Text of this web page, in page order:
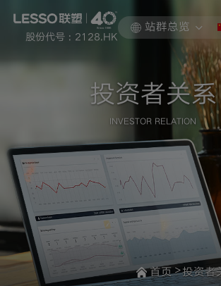
股份代号 : 2128.HK
站群总览
投资者关系
INVESTOR RELATION
首页>投资者